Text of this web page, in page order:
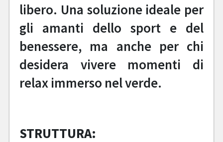
libero. Una soluzione ideale per
gli amanti dello sport e del
benessere, ma anche per chi
desidera vivere momenti di
relax immerso nel verde.
STRUTTURA: